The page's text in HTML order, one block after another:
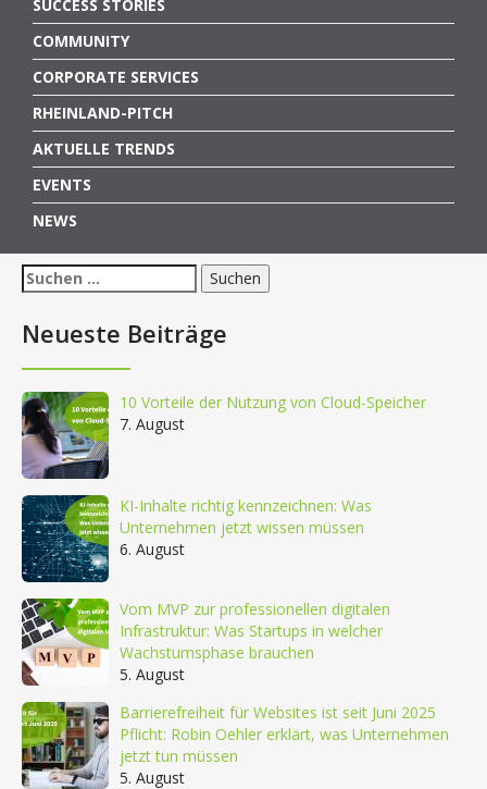
SUCCESS STORIES
COMMUNITY
CORPORATE SERVICES
RHEINLAND-PITCH
AKTUELLE TRENDS
EVENTS
NEWS
Suchen
nach:
Neueste Beiträge
10 Vorteile der Nutzung von Cloud-Speicher
7. August
KI-Inhalte richtig kennzeichnen: Was
Unternehmen jetzt wissen müssen
6. August
Vom MVP zur professionellen digitalen
Infrastruktur: Was Startups in welcher
Wachstumsphase brauchen
5. August
Barrierefreiheit für Websites ist seit Juni 2025
Pflicht: Robin Oehler erklärt, was Unternehmen
jetzt tun müssen
5. August